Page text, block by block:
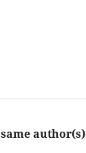
author(s)